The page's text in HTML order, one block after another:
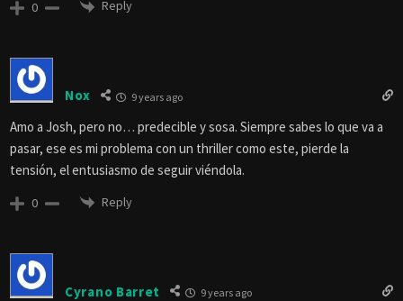
0 Reply
Nox 9 years ago
Amo a Josh, pero no… predecible y sosa. Siempre sabes lo que va a
pasar, ese es mi problema con un thriller como este, pierde la
tensión, el entusiasmo de seguir viéndola.
0 Reply
Cyrano Barret 9 years ago